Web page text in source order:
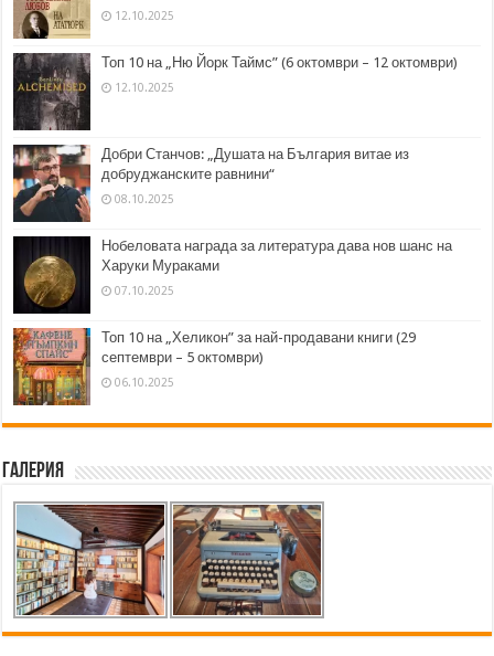
12.10.2025
Топ 10 на „Ню Йорк Таймс” (6 октомври – 12 октомври)
12.10.2025
Добри Станчов: „Душата на България витае из
добруджанските равнини“
08.10.2025
Нобеловата награда за литература дава нов шанс на
Харуки Мураками
07.10.2025
Топ 10 на „Хеликон” за най-продавани книги (29
септември – 5 октомври)
06.10.2025
Галерия